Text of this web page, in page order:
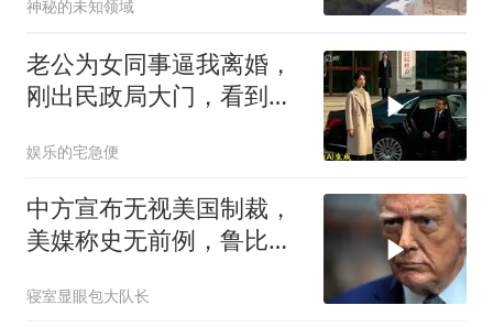
神秘的未知领域
老公为女同事逼我离婚，
刚出民政局大门，看到我
娱乐的宅急便
中方宣布无视美国制裁，
美媒称史无前例，鲁比
寝室显眼包大队长